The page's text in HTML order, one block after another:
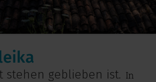
stehen geblieben ist. In